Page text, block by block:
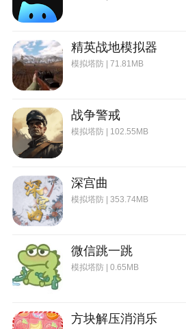
精英战地模拟器
模拟塔防 | 71.81MB
战争警戒
模拟塔防 | 102.55MB
深宫曲
模拟塔防 | 353.74MB
微信跳一跳
模拟塔防 | 0.65MB
方块解压消消乐